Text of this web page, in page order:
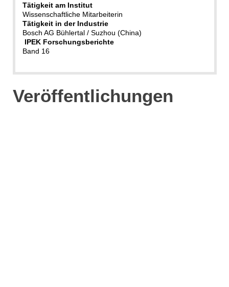
Tätigkeit am Institut
Wissenschaftliche Mitarbeiterin
Tätigkeit in der Industrie
Bosch AG Bühlertal / Suzhou (China)
IPEK Forschungsberichte
Band 16
Veröffentlichungen